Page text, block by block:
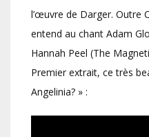
l’œuvre de Darger. Outre
entend au chant Adam
Hannah Peel (The
Premier extrait, ce très
Angelinia? » :